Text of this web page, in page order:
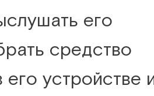
его
средство
устройстве